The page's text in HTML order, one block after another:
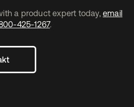
a product expert today, email
425-1267.